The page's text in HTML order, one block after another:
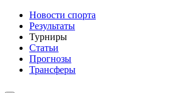
Новости спорта
Результаты
Турниры
Статьи
Прогнозы
Трансферы